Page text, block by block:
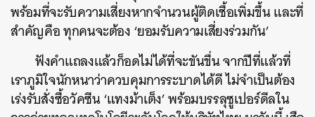
พร้อมที่จะรับความเสี่ยงหากจำนวนผู้ติดเชื้อเพิ่มขึ้น และที่
สำคัญคือ ทุกคนจะต้อง ‘ยอมรับความเสี่ยงร่วมกัน’
ฟังคำแถลงแล้วก็อดไม่ได้ที่จะขันขื่น จากปีที่แล้วที่
เราภูมิใจนักหนาว่าควบคุมการระบาดได้ดี ไม่จำเป็นต้อง
เร่งรับสั่งซื้อวัคซีน ‘แทงม้าเต็ง’ พร้อมบรรลุซูเปอร์ดีลใน